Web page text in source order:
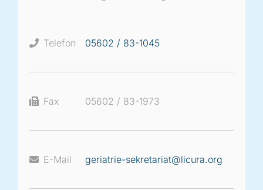
Telefon 05602 / 83-1045
Fax 05602 / 83-1973
E-Mail geriatrie-sekretariat@licura.org